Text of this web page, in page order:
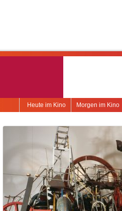
Morgen im Kino
Heute im Kino